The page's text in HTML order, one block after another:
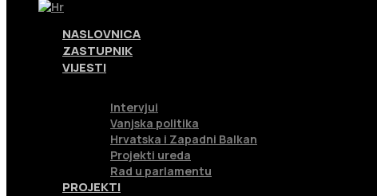
NASLOVNICA
ZASTUPNIK
VIJESTI
Intervjui
Vanjska politika
Hrvatska i Zapadni Balkan
Projekti ureda
Rad u parlamentu
PROJEKTI